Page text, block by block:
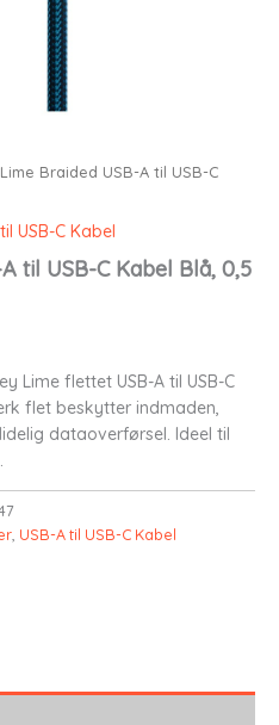
Braided USB-A til USB-C
USB-C Kabel
til USB-C Kabel Blå, 0,5
Lime flettet USB-A til USB-C
flet beskytter indmaden,
dataoverførsel. Ideel til
USB-A til USB-C Kabel